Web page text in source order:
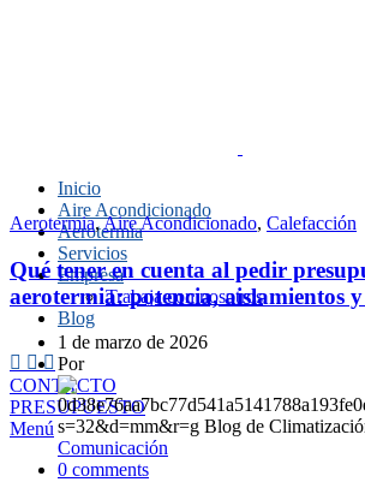
Inicio
Aire Acondicionado
Aerotermia
Servicios
Empresa
Trabaja con nosotros
Blog
CONTACTO
PRESUPUESTO
Menú
Aerotermia,Aire Acondicionado, Calefacción
Qué tener en cuenta al pedir
aerotermia: potencia, aislamientos
1 de marzo de 2026
Por
Comunicación
0 comments